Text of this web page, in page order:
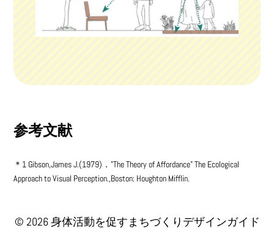
参考文献
＊1 Gibson,James J.(1979)．"The Theory of Affordance" The Ecological
Approach to Visual Perception.,Boston: Houghton Mifflin.
© 2026身体活動を促すまちづくりデザインガイド